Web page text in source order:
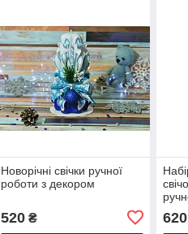
Новорічні свічки ручної
роботи з декором
520₴ 620